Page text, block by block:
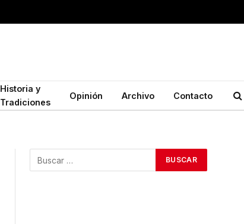
Historia y
Tradiciones
Opinión Archivo Contacto